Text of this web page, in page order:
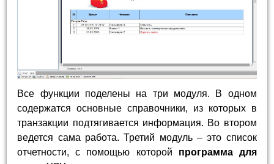
Все функции поделены на три модуля. В одном
содержатся основные справочники, из которых в
транзакции подтягивается информация. Во втором
ведется сама работа. Третий модуль – это список
отчетности, с помощью которой программа для